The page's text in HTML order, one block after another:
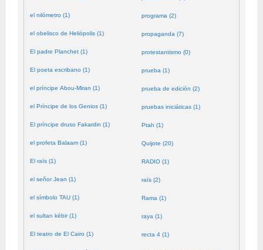
el nilómetro (1)
el obelisco de Heliópolis (1)
El padre Planchet (1)
El poeta escribano (1)
el príncipe Abou-Miran (1)
el Príncipe de los Genios (1)
El príncipe druso Fakardin (1)
el profeta Balaam (1)
El raïs (1)
el señor Jean (1)
el símbolo TAU (1)
el sultan kébir (1)
El teatro de El Cairo (1)
programa (2)
propaganda (7)
protestantismo (0)
prueba (1)
prueba de edición (2)
pruebas iniciáticas (1)
Ptah (1)
Quijote (20)
RADIO (1)
raïs (2)
Rama (1)
raya (1)
recta 4 (1)